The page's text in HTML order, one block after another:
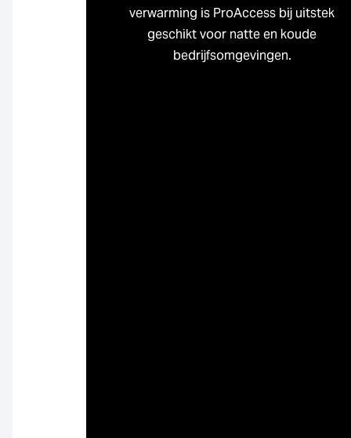
verwarming is ProAccess bij uitstek
geschikt voor natte en koude
bedrijfsomgevingen.